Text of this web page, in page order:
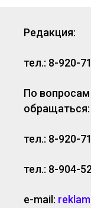
Редакция:
тел.: 8-920-
По
обращаться:
тел.: 8-920-
тел.: 8-904-
e-mail: